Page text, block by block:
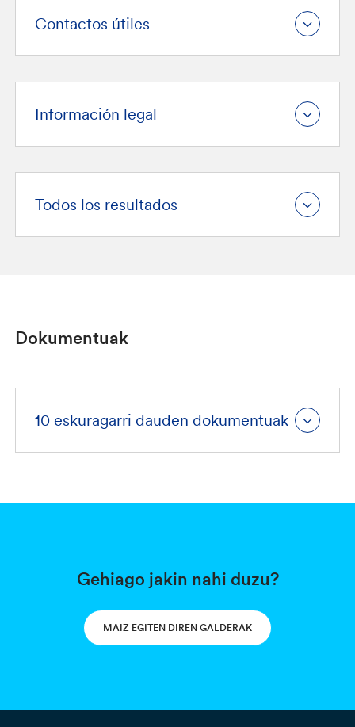
Contactos útiles
Información legal
Todos los resultados
Dokumentuak
10 eskuragarri dauden dokumentuak
Gehiago jakin nahi duzu?
MAIZ EGITEN DIREN GALDERAK